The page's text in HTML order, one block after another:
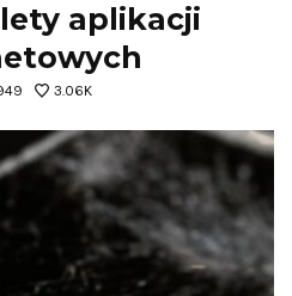
aplikacji
3.06K